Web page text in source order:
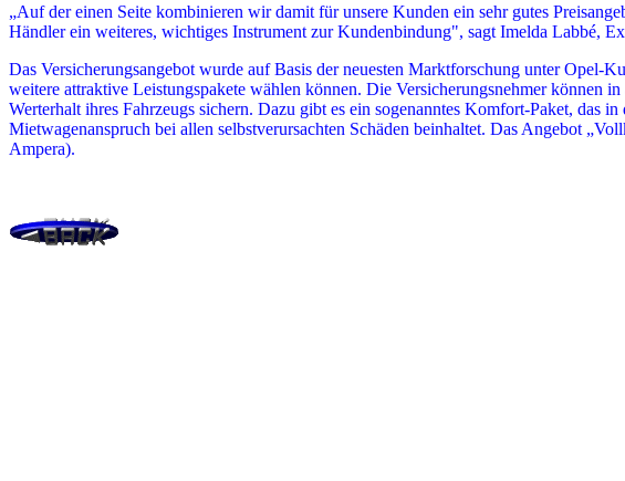
„Auf der einen Seite kombinieren wir damit für unsere Kunden ein sehr gutes
Händler ein weiteres, wichtiges Instrument zur Kundenbindung", sagt Imelda Labbé,
Das Versicherungsangebot wurde auf Basis der neuesten Marktforschung unter Opel-
weitere attraktive Leistungspakete wählen können. Die Versicherungsnehmer können
Werterhalt ihres Fahrzeugs sichern. Dazu gibt es ein sogenanntes Komfort-Paket, das
Mietwagenanspruch bei allen selbstverursachten Schäden beinhaltet. Das Angebot
Ampera).